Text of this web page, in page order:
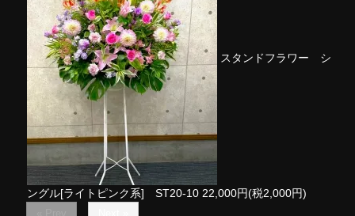
スタンドフラワー シ
ングル[ライトピンク系] ST20-10 22,000円(税2,000円)